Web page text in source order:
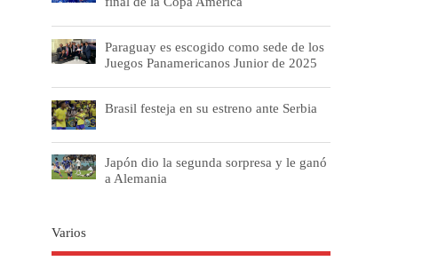
Paraguay es escogido como sede de los
Juegos Panamericanos Junior de 2025
Brasil festeja en su estreno ante Serbia
Japón dio la segunda sorpresa y le ganó
a Alemania
Varios